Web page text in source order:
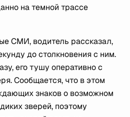
на темной трассе
СМИ, водитель рассказал,
до столкновения с ним.
его тушу оперативно с
Сообщается, что в этом
знаков о возможном
зверей, поэтому